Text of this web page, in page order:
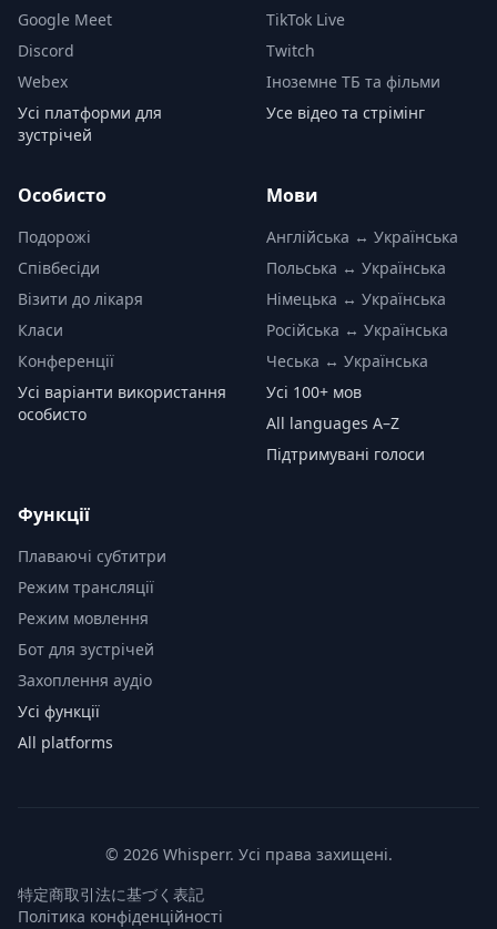
Google Meet
Discord
Webex
Усі платформи для
зустрічей
TikTok Live
Twitch
Іноземне ТБ та фільми
Усе відео та стрімінг
Особисто
Подорожі
Співбесіди
Візити до лікаря
Класи
Конференції
Усі варіанти використання
особисто
Мови
Англійська ↔ Українська
Польська ↔ Українська
Німецька ↔ Українська
Російська ↔ Українська
Чеська ↔ Українська
Усі 100+ мов
All languages A–Z
Підтримувані голоси
Функції
Плаваючі субтитри
Режим трансляції
Режим мовлення
Бот для зустрічей
Захоплення аудіо
Усі функції
All platforms
© 2026 Whisperr. Усі права захищені.
特定商取引法に基づく表記
Політика конфіденційності